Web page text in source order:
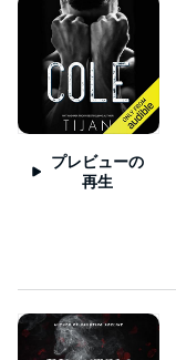
プレビューの
再生